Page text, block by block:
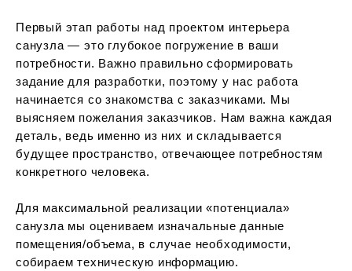
Первый этап работы над проектом интерьера
санузла — это глубокое погружение в ваши
потребности. Важно правильно сформировать
задание для разработки, поэтому у нас работа
начинается со знакомства с заказчиками. Мы
выясняем пожелания заказчиков. Нам важна каждая
деталь, ведь именно из них и складывается
будущее пространство, отвечающее потребностям
конкретного человека.
Для максимальной реализации «потенциала»
санузла мы оцениваем изначальные данные
помещения/объема, в случае необходимости,
собираем техническую информацию.